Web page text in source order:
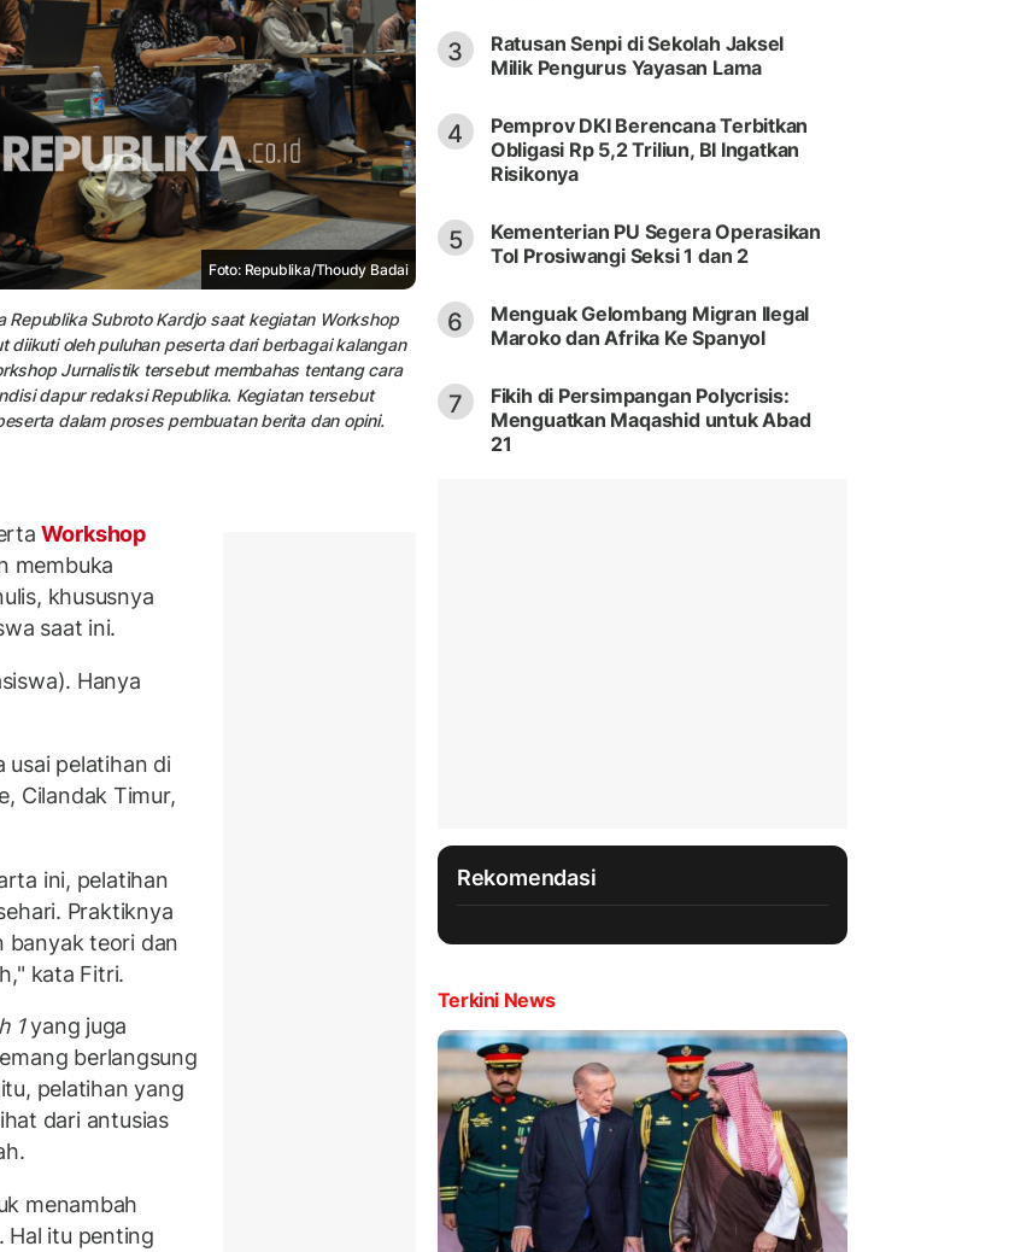
Foto: Republika/Thoudy Badai
Subroto Kardjo saat kegiatan Workshop
oleh puluhan peserta dari berbagai kalangan
Jurnalistik tersebut membahas tentang cara
dapur redaksi Republika. Kegiatan tersebut
dalam proses pembuatan berita dan opini.
Workshop
membuka
khususnya
saat ini.
Hanya
usai pelatihan di
Cilandak Timur,
ini, pelatihan
Praktiknya
banyak teori dan
kata Fitri.
1yang juga
berlangsung
pelatihan yang
dari antusias
menambah
Hal itu penting
3
Ratusan Senpi di Sekolah Jaksel
Milik Pengurus Yayasan Lama
4
Pemprov DKI Berencana Terbitkan
Obligasi Rp 5,2 Triliun, BI Ingatkan
Risikonya
5
Kementerian PU Segera Operasikan
Tol Prosiwangi Seksi 1 dan 2
6
Menguak Gelombang Migran Ilegal
Maroko dan Afrika Ke Spanyol
7
Fikih di Persimpangan Polycrisis:
Menguatkan Maqashid untuk Abad
21
Rekomendasi
Terkini News